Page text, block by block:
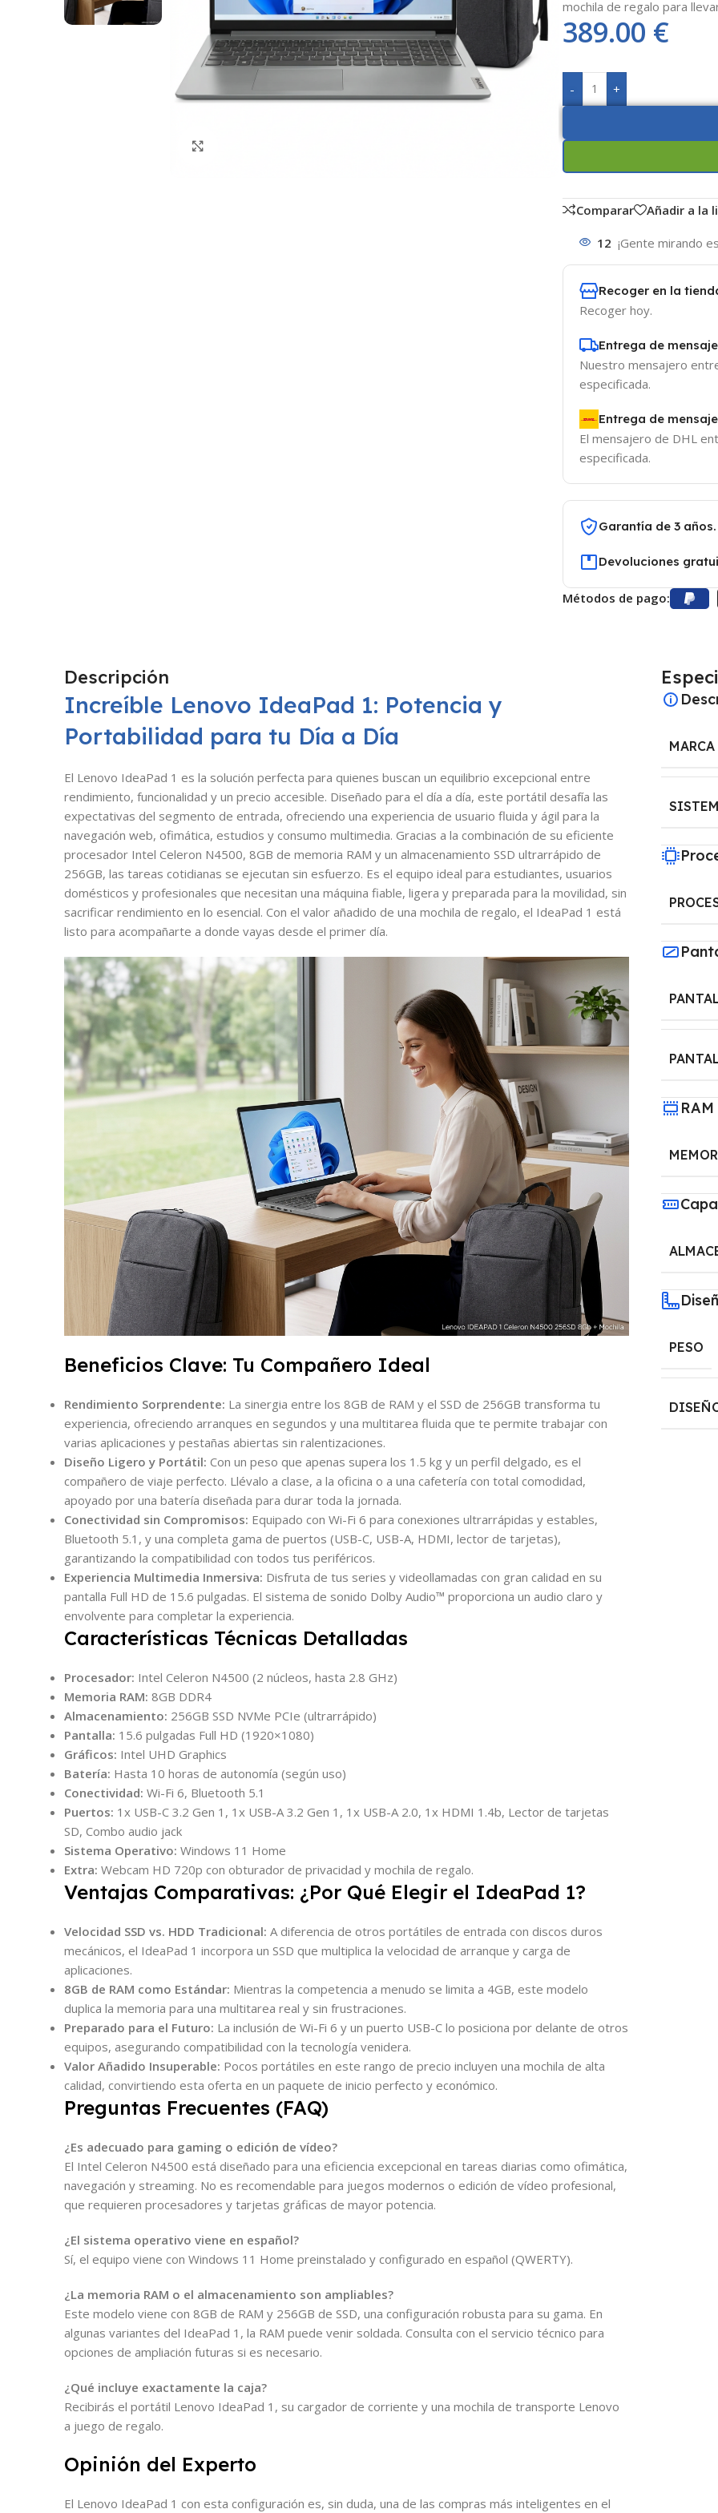
mochila de regalo para
389.00 €
- +
Comparar Añadir a la
12 ¡Gente mirando
Recoger en la
Recoger hoy.
Entrega de
Nuestro mensajero
especificada.
Entrega de
El mensajero de DHL
especificada.
Garantía de 3 años.
Devoluciones
Métodos de pago:
Descripción
Increíble Lenovo IdeaPad 1: Potencia y
Portabilidad para tu Día a Día
El Lenovo IdeaPad 1 es la solución perfecta para quienes buscan un equilibrio excepcional entre
rendimiento, funcionalidad y un precio accesible. Diseñado para el día a día, este portátil desafía las
expectativas del segmento de entrada, ofreciendo una experiencia de usuario fluida y ágil para la
navegación web, ofimática, estudios y consumo multimedia. Gracias a la combinación de su eficiente
procesador Intel Celeron N4500, 8GB de memoria RAM y un almacenamiento SSD ultrarrápido de
256GB, las tareas cotidianas se ejecutan sin esfuerzo. Es el equipo ideal para estudiantes, usuarios
domésticos y profesionales que necesitan una máquina fiable, ligera y preparada para la movilidad, sin
sacrificar rendimiento en lo esencial. Con el valor añadido de una mochila de regalo, el IdeaPad 1 está
listo para acompañarte a donde vayas desde el primer día.
Beneficios Clave: Tu Compañero Ideal
Rendimiento Sorprendente: La sinergia entre los 8GB de RAM y el SSD de 256GB transforma tu
experiencia, ofreciendo arranques en segundos y una multitarea fluida que te permite trabajar con
varias aplicaciones y pestañas abiertas sin ralentizaciones.
Diseño Ligero y Portátil: Con un peso que apenas supera los 1.5 kg y un perfil delgado, es el
compañero de viaje perfecto. Llévalo a clase, a la oficina o a una cafetería con total comodidad,
apoyado por una batería diseñada para durar toda la jornada.
Conectividad sin Compromisos: Equipado con Wi-Fi 6 para conexiones ultrarrápidas y estables,
Bluetooth 5.1, y una completa gama de puertos (USB-C, USB-A, HDMI, lector de tarjetas),
garantizando la compatibilidad con todos tus periféricos.
Experiencia Multimedia Inmersiva: Disfruta de tus series y videollamadas con gran calidad en su
pantalla Full HD de 15.6 pulgadas. El sistema de sonido Dolby Audio™ proporciona un audio claro y
envolvente para completar la experiencia.
Características Técnicas Detalladas
Procesador: Intel Celeron N4500 (2 núcleos, hasta 2.8 GHz)
Memoria RAM: 8GB DDR4
Almacenamiento: 256GB SSD NVMe PCIe (ultrarrápido)
Pantalla: 15.6 pulgadas Full HD (1920×1080)
Gráficos: Intel UHD Graphics
Batería: Hasta 10 horas de autonomía (según uso)
Conectividad: Wi-Fi 6, Bluetooth 5.1
Puertos: 1x USB-C 3.2 Gen 1, 1x USB-A 3.2 Gen 1, 1x USB-A 2.0, 1x HDMI 1.4b, Lector de tarjetas
SD, Combo audio jack
Sistema Operativo: Windows 11 Home
Extra: Webcam HD 720p con obturador de privacidad y mochila de regalo.
Ventajas Comparativas: ¿Por Qué Elegir el IdeaPad 1?
Velocidad SSD vs. HDD Tradicional: A diferencia de otros portátiles de entrada con discos duros
mecánicos, el IdeaPad 1 incorpora un SSD que multiplica la velocidad de arranque y carga de
aplicaciones.
8GB de RAM como Estándar: Mientras la competencia a menudo se limita a 4GB, este modelo
duplica la memoria para una multitarea real y sin frustraciones.
Preparado para el Futuro: La inclusión de Wi-Fi 6 y un puerto USB-C lo posiciona por delante de otros
equipos, asegurando compatibilidad con la tecnología venidera.
Valor Añadido Insuperable: Pocos portátiles en este rango de precio incluyen una mochila de alta
calidad, convirtiendo esta oferta en un paquete de inicio perfecto y económico.
Preguntas Frecuentes (FAQ)
¿Es adecuado para gaming o edición de vídeo?
El Intel Celeron N4500 está diseñado para una eficiencia excepcional en tareas diarias como ofimática,
navegación y streaming. No es recomendable para juegos modernos o edición de vídeo profesional,
que requieren procesadores y tarjetas gráficas de mayor potencia.
¿El sistema operativo viene en español?
Sí, el equipo viene con Windows 11 Home preinstalado y configurado en español (QWERTY).
¿La memoria RAM o el almacenamiento son ampliables?
Este modelo viene con 8GB de RAM y 256GB de SSD, una configuración robusta para su gama. En
algunas variantes del IdeaPad 1, la RAM puede venir soldada. Consulta con el servicio técnico para
opciones de ampliación futuras si es necesario.
¿Qué incluye exactamente la caja?
Recibirás el portátil Lenovo IdeaPad 1, su cargador de corriente y una mochila de transporte Lenovo
a juego de regalo.
Opinión del Experto
El Lenovo IdeaPad 1 con esta configuración es, sin duda, una de las compras más inteligentes en el
MARCA
RAM
PESO